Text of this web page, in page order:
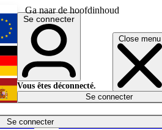
Ga naar de hoofdinhoud
Close menu
Se connecter
Économie
English
Deutsch
Español
Se connecter
Vous êtes déconnecté.
Se connecter